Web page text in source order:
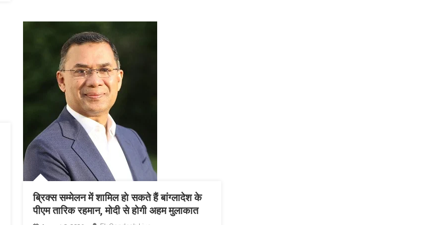
ब्रिक्स सम्मेलन में शामिल हाे सकते हैं बांग्लादेश के
पीएम तारिक रहमान, मोदी से होगी अहम मुलाकात